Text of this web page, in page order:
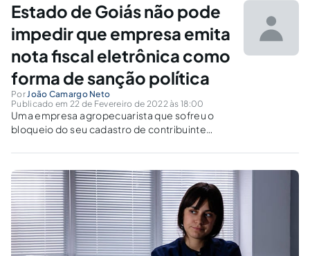
Estado de Goiás não pode
impedir que empresa emita
nota fiscal eletrônica como
forma de sanção política
PorJoão Camargo Neto
Publicado em 22 de Fevereiro de 2022 às 18:00
Uma empresa agropecuarista que sofreu o
bloqueio do seu cadastro de contribuinte
eletrônica garantiu na Justiça o direito de
restabelecer a sua habilitação no sistema. Em
sua defesa, destacou que não havia motivos
para...